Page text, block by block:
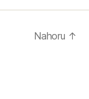
Nahoru ↑